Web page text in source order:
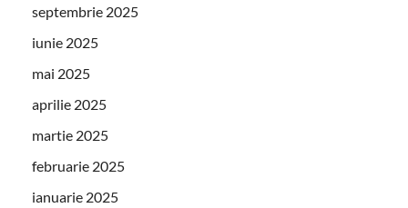
septembrie 2025
iunie 2025
mai 2025
aprilie 2025
martie 2025
februarie 2025
ianuarie 2025